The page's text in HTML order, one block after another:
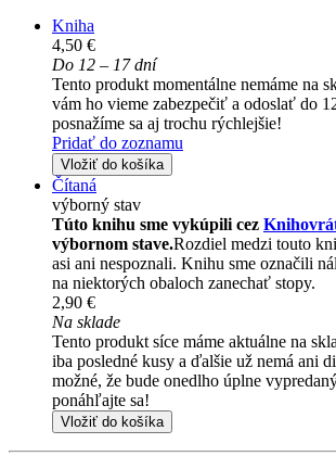
Kniha
4,50 €
Do 12 – 17 dní
Tento produkt momentálne nemáme na
vám ho vieme zabezpečiť a odoslať do
posnažíme sa aj trochu rýchlejšie!
Pridať do zoznamu
Vložiť do košíka
Čítaná
výborný stav
Túto knihu sme vykúpili cez
výbornom stave.Rozdiel medzi touto
asi ani nespoznali. Knihu sme označili
na niektorých obaloch zanechať stopy.
2,90 €
Na sklade
Tento produkt síce máme aktuálne na
iba posledné kusy a ďalšie už nemá ani
možné, že bude onedlho úplne
ponáhľajte sa!
Vložiť do košíka